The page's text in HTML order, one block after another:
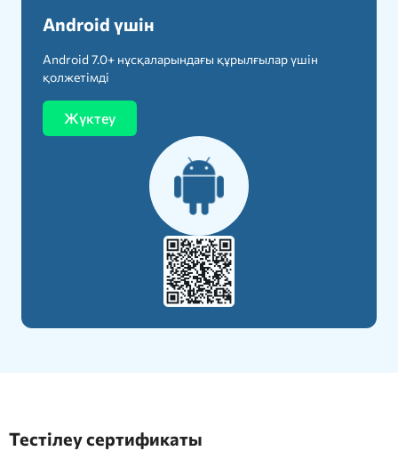
Android үшін
Android 7.0+ нұсқаларындағы құрылғылар үшін
қолжетімді
Жүктеу
Тестілеу сертификаты